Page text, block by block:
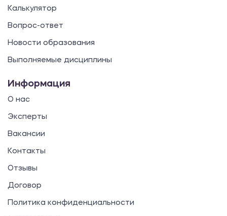
Калькулятор
Вопрос-ответ
Новости образования
Выполняемые дисциплины
Информация
О нас
Эксперты
Вакансии
Контакты
Отзывы
Договор
Политика конфиденциальности